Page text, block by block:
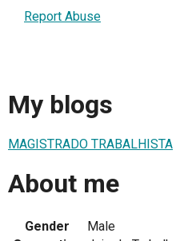
Report Abuse
My blogs
MAGISTRADO TRABALHISTA
About me
Gender
Male